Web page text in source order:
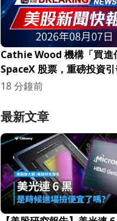
Cathie Wood 機構「買進
SpaceX 股票，重磅投資
場關注！
18 分鐘前
最新文章